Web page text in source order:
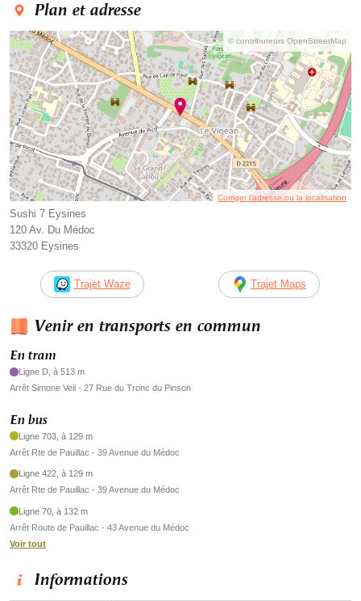
Plan et adresse
© contributeurs OpenStreetMap
Corriger l’adresse ou la localisation
Sushi 7 Eysines
120 Av. Du Médoc
33320 Eysines
Trajet Waze Trajet Maps
Venir en transports en commun
En tram
Ligne D, à 513 m
Arrêt Simone Veil - 27 Rue du Tronc du Pinson
En bus
Ligne 703, à 129 m
Arrêt Rte de Pauillac - 39 Avenue du Médoc
Ligne 422, à 129 m
Arrêt Rte de Pauillac - 39 Avenue du Médoc
Ligne 70, à 132 m
Arrêt Route de Pauillac - 43 Avenue du Médoc
Voir tout
Informations